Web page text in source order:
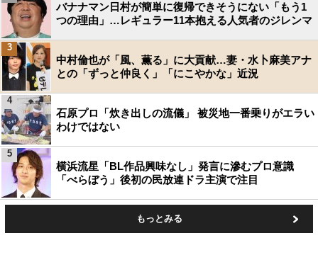
バナナマン日村が簡単に復帰できそうにない「もう1
つの理由」…レギュラー11本抱える人気者のジレンマ
中村倫也が「風、薫る」に大貢献…妻・水卜麻美アナ
との「ずっと仲良く」「にこやかな」近況
3
石原プロ「炊き出しの流儀」 被災地一番乗りがエラい
わけではない
4
横浜流星「BL作品興味なし」発言に滲むプロ意識
「べらぼう」後初の民放連ドラ主演で注目
5
もっとみる